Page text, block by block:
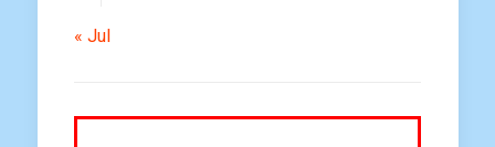
« Jul